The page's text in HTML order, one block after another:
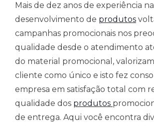
Mais de dez anos de experiência
desenvolvimento de produtos
campanhas promocionais nos
qualidade desde o atendimento
do material promocional,
cliente como único e isto fez
empresa em satisfação total com
qualidade dos produtos
de entrega. Aqui você encontra